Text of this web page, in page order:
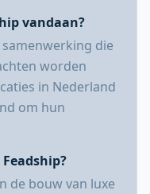
vandaan?
die
worden
in Nederland
om hun
de bouw van luxe